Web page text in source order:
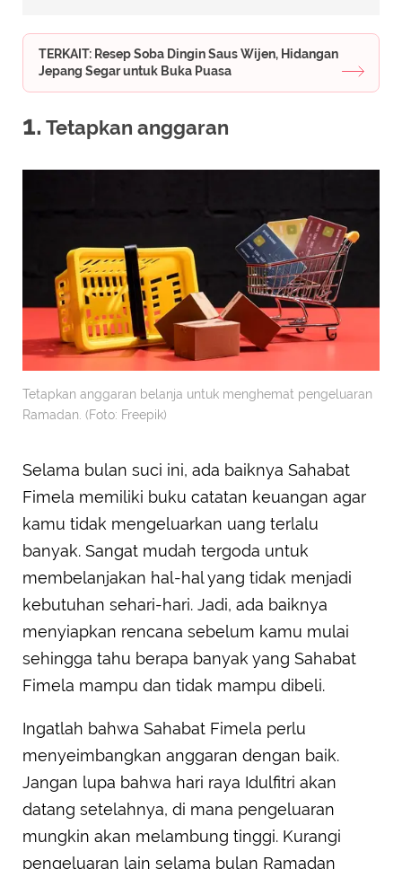
TERKAIT: Resep Soba Dingin Saus Wijen, Hidangan
Jepang Segar untuk Buka Puasa
1. Tetapkan anggaran
Tetapkan anggaran belanja untuk menghemat pengeluaran
Ramadan. (Foto: Freepik)
Selama bulan suci ini, ada baiknya Sahabat
Fimela memiliki buku catatan keuangan agar
kamu tidak mengeluarkan uang terlalu
banyak. Sangat mudah tergoda untuk
membelanjakan hal-hal yang tidak menjadi
kebutuhan sehari-hari. Jadi, ada baiknya
menyiapkan rencana sebelum kamu mulai
sehingga tahu berapa banyak yang Sahabat
Fimela mampu dan tidak mampu dibeli.
Ingatlah bahwa Sahabat Fimela perlu
menyeimbangkan anggaran dengan baik.
Jangan lupa bahwa hari raya Idulfitri akan
datang setelahnya, di mana pengeluaran
mungkin akan melambung tinggi. Kurangi
pengeluaran lain selama bulan Ramadan